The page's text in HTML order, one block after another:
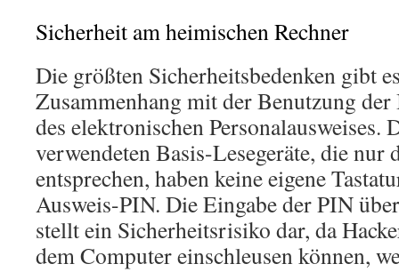
Sicherheit am heimischen Rechner
Die größten Sicherheitsbedenken gibt
Zusammenhang mit der Benutzung
des elektronischen Personalausweises.
verwendeten Basis-Lesegeräte, die nur
entsprechen, haben keine eigene
Ausweis-PIN. Die Eingabe der PIN
stellt ein Sicherheitsrisiko dar, da
dem Computer einschleusen können,